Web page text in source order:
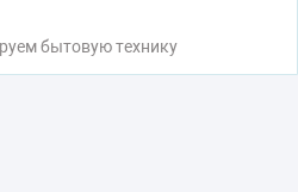
бытовую технику